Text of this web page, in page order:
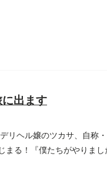
出ます
リヘル嬢のツカサ、自称
まる！『僕たちがやりま